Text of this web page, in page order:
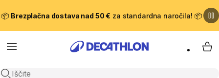
📦 Brezplačna dostava nad 50 € za standardna naročila! 📦
Meni
Odpri iskanje